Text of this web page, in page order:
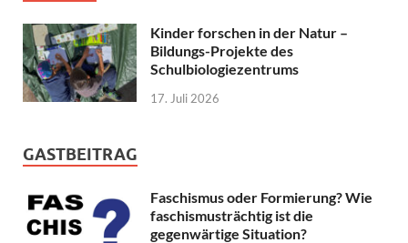
Kinder forschen in der Natur –
Bildungs-Projekte des
Schulbiologiezentrums
17. Juli 2026
GASTBEITRAG
Faschismus oder Formierung? Wie
faschismusträchtig ist die
gegenwärtige Situation?